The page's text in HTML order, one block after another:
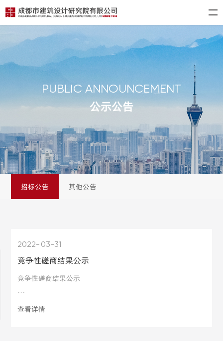
PUBLIC ANNOUNCEMENT
公示公告
招标公告 其他公告
03-31
2022
竞争性磋商结果公示
竞争性磋商结果公示
成都市建筑设计研究院有限公司2022-2024年度招标代理机构
查看详情